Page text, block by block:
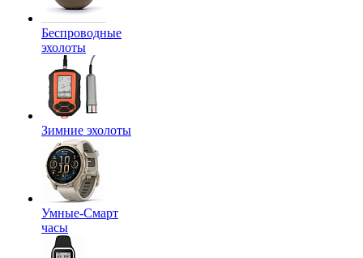
Беспроводные
эхолоты
Зимние эхолоты
Умные-Смарт
часы